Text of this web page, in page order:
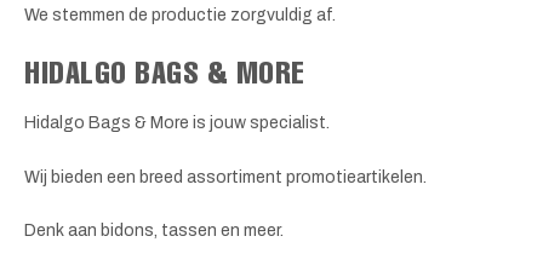
We stemmen de productie zorgvuldig af.
HIDALGO BAGS & MORE
Hidalgo Bags & More is jouw specialist.
Wij bieden een breed assortiment promotieartikelen.
Denk aan bidons, tassen en meer.